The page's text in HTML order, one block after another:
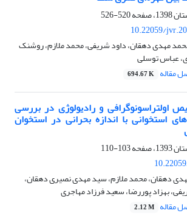
520-526
10.22059/
مهدی دهقان، داود شریفی، محمد ملازم، روشنک
عباس توسلی
مقاله 694.67 K
اولتراسونوگرافی و رادیولوژی در بررسی
استخوانی با اندازه بحرانی در استخوان
103-110
دهقان، محمد ملازم، سید مهدی نصیری دهقان،
بهزاد پوررضا، سعید فرزاد مهاجری
مقاله 2.12 M